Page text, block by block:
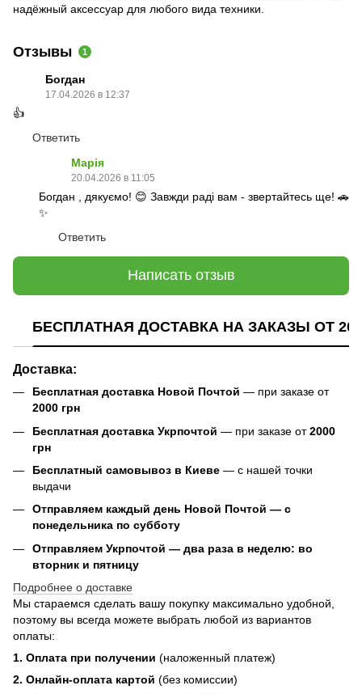
надёжный аксессуар для любого вида техники.
Отзывы 1
Богдан
17.04.2026 в 12:37
👍
Ответить
Марія
20.04.2026 в 11:05
Богдан , дякуємо! 😊 Завжди раді вам - звертайтесь ще! 🚗
✨
Ответить
Написать отзыв
БЕСПЛАТНАЯ ДОСТАВКА НА ЗАКАЗЫ ОТ
Доставка:
Бесплатная доставка Новой Почтой — при заказе от
2000 грн
Бесплатная доставка Укрпочтой — при заказе от2000
грн
Бесплатный самовывоз в Киеве — с нашей точки
выдачи
Отправляем каждый день Новой Почтой — с
понедельника по субботу
Отправляем Укрпочтой — два раза в неделю: во
вторник и пятницу
Подробнее о доставке
Мы стараемся сделать вашу покупку максимально удобной,
поэтому вы всегда можете выбрать любой из вариантов
оплаты:
1. Оплата при получении (наложенный платеж)
2. Онлайн-оплата картой (без комиссии)